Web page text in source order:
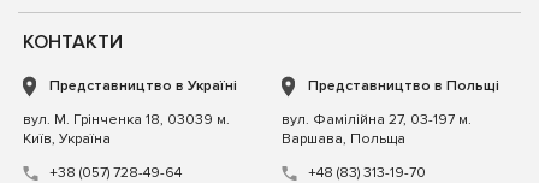
КОНТАКТИ
Представництво в Україні
вул. М. Грінченка 18, 03039 м.
Київ, Україна
+38 (057) 728-49-64
Представництво в Польщі
вул. Фамілійна 27, 03-197 м.
Варшава, Польща
+48 (83) 313-19-70